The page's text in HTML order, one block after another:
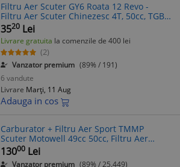
Filtru Aer Scuter GY6 Roata 12 Revo -
Filtru Aer Scuter Chinezesc 4T, 50cc, TGB,
Sport
3520 Lei
Livrare gratuita la comenzile de 400 lei
(2)
Vanzator premium (89% / 191)
6 vandute
Livrare Marți, 11 Aug
Adauga in cos
Carburator + Filtru Aer Sport TMMP
Scuter Motowell 49cc 50cc, Filtru Aer
Sport Scuter 4T 2T, Filtru Aer ATV
13000 Lei
Vanzator premium (89% / 25.449)